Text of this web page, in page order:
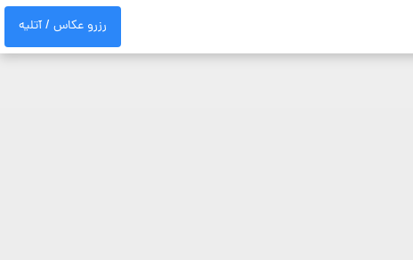
رزرو عکاس / آتلیه